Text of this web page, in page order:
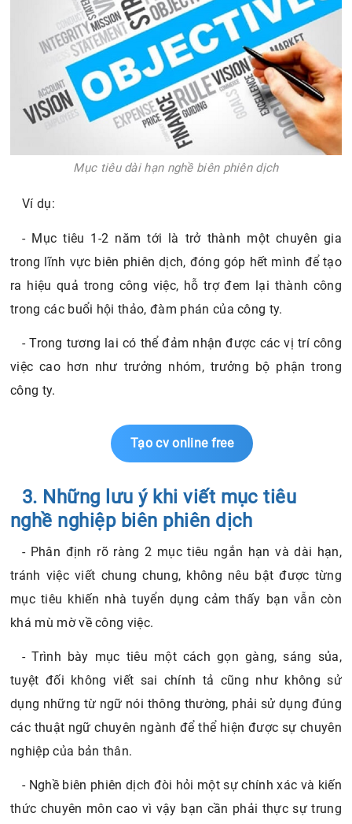
Mục tiêu dài hạn nghề biên phiên dịch
Ví dụ:
- Mục tiêu 1-2 năm tới là trở thành một chuyên gia
trong lĩnh vực biên phiên dịch, đóng góp hết mình để tạo
ra hiệu quả trong công việc, hỗ trợ đem lại thành công
trong các buổi hội thảo, đàm phán của công ty.
- Trong tương lai có thể đảm nhận được các vị trí công
việc cao hơn như trưởng nhóm, trưởng bộ phận trong
công ty.
Tạo cv online free
3. Những lưu ý khi viết mục tiêu
nghề nghiệp biên phiên dịch
- Phân định rõ ràng 2 mục tiêu ngắn hạn và dài hạn,
tránh việc viết chung chung, không nêu bật được từng
mục tiêu khiến nhà tuyển dụng cảm thấy bạn vẫn còn
khá mù mờ về công việc.
- Trình bày mục tiêu một cách gọn gàng, sáng sủa,
tuyệt đối không viết sai chính tả cũng như không sử
dụng những từ ngữ nói thông thường, phải sử dụng đúng
các thuật ngữ chuyên ngành để thể hiện được sự chuyên
nghiệp của bản thân.
- Nghề biên phiên dịch đòi hỏi một sự chính xác và kiến
thức chuyên môn cao vì vậy bạn cần phải thực sự trung